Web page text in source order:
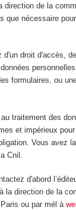
direction de la
que nécessaire
droit d'accès,
formulaires, ou
traitement des
et impérieux
Vous avez
Cnil.
d'abord
la direction de la
ou par mél à